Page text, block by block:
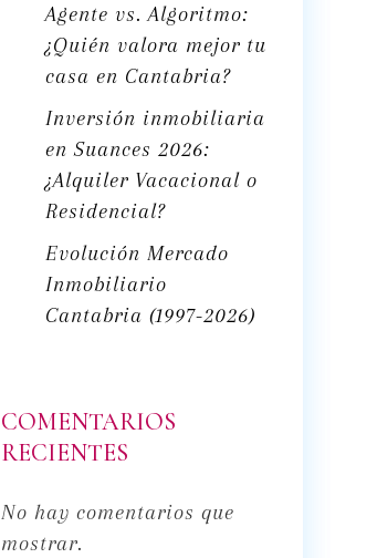
Agente vs. Algoritmo:
¿Quién valora mejor tu
casa en Cantabria?
Inversión inmobiliaria
en Suances 2026:
¿Alquiler Vacacional o
Residencial?
Evolución Mercado
Inmobiliario
Cantabria (1997-2026)
COMENTARIOS
RECIENTES
No hay comentarios que
mostrar.